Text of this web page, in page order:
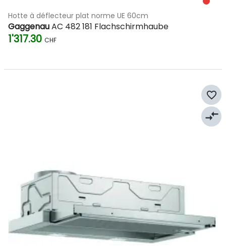
Hotte à déflecteur plat norme UE 60cm
GaggenauAC 482 181 Flachschirmhaube
1'317.30 CHF
favorite_border
compare_arrows